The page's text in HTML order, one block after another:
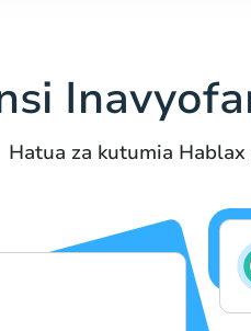
Hatua za kutumia